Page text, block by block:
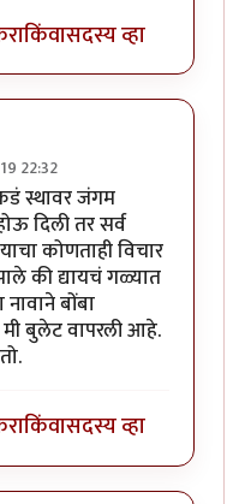
किंवासदस्य व्हा
22:32
स्थावर जंगम
दिली तर सर्व
कोणताही विचार
की द्यायचं गळ्यात
बोंबा
मी बुलेट वापरली आहे.
किंवासदस्य व्हा